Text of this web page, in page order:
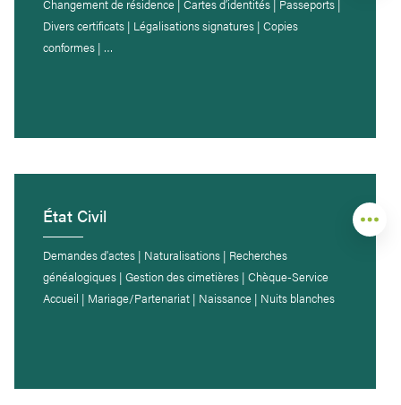
Changement de résidence | Cartes d’identités | Passeports |
Divers certificats | Légalisations signatures | Copies
conformes | …
État Civil
Demandes d'actes | Naturalisations | Recherches
généalogiques | Gestion des cimetières | Chèque-Service
Accueil | Mariage/Partenariat | Naissance | Nuits blanches